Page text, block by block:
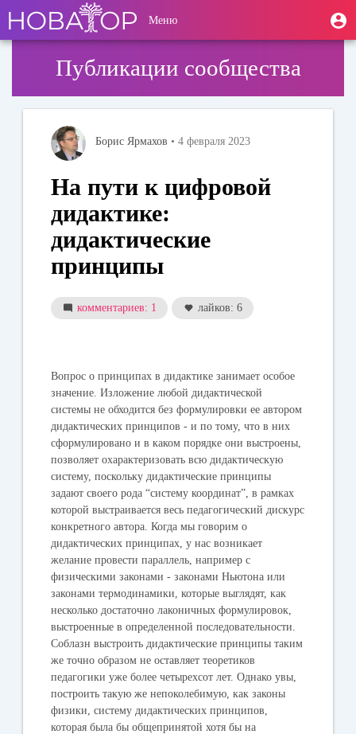
основному
содержанию
User
account
Меню
Публикации сообщества
Борис Ярмахов • 4 февраля 2023
На пути к цифровой
дидактике:
дидактические
принципы
комментариев: 1 лайков: 6
Вопрос о принципах в дидактике занимает особое
значение. Изложение любой дидактической
системы не обходится без формулировки ее автором
дидактических принципов - и по тому, что в них
сформулировано и в каком порядке они выстроены,
позволяет охарактеризовать всю дидактическую
систему, поскольку дидактические принципы
задают своего рода “систему координат”, в рамках
которой выстраивается весь педагогический дискурс
конкретного автора. Когда мы говорим о
дидактических принципах, у нас возникает
желание провести параллель, например с
физическими законами - законами Ньютона или
законами термодинамики, которые выглядят, как
несколько достаточно лаконичных формулировок,
выстроенные в определенной последовательности.
Соблазн выстроить дидактические принципы таким
же точно образом не оставляет теоретиков
педагогики уже более четырехсот лет. Однако увы,
построить такую же непоколебимую, как законы
физики, систему дидактических принципов,
которая была бы общепринятой хотя бы на